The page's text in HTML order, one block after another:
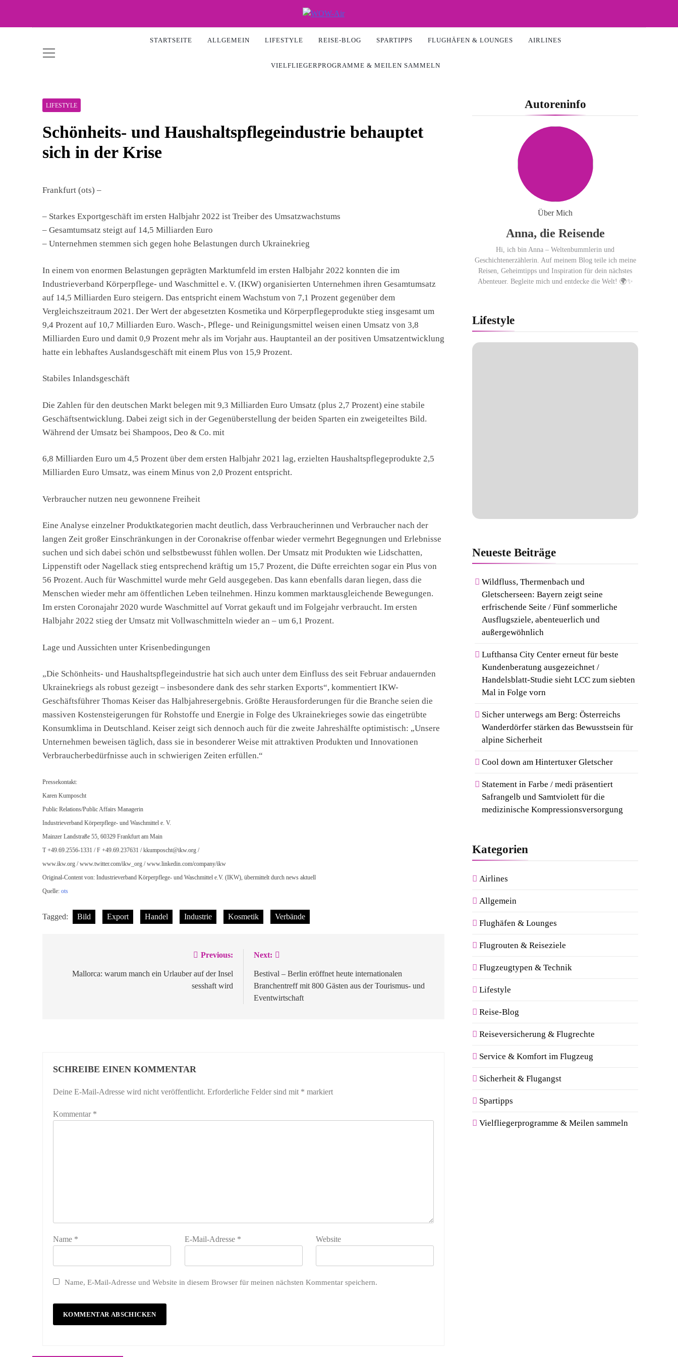
content
WOW-Air
STARTSEITE ALLGEMEIN LIFESTYLE REISE-BLOG SPARTIPPS FLUGHÄFEN & LOUNGES AIRLINES
VIELFLIEGERPROGRAMME & MEILEN SAMMELN
LIFESTYLE
Schönheits- und Haushaltspflegeindustrie behauptet
sich in der Krise
Frankfurt (ots) –
– Starkes Exportgeschäft im ersten Halbjahr 2022 ist Treiber des Umsatzwachstums
– Gesamtumsatz steigt auf 14,5 Milliarden Euro
– Unternehmen stemmen sich gegen hohe Belastungen durch Ukrainekrieg
In einem von enormen Belastungen geprägten Marktumfeld im ersten Halbjahr 2022 konnten die im
Industrieverband Körperpflege- und Waschmittel e. V. (IKW) organisierten Unternehmen ihren Gesamtumsatz
auf 14,5 Milliarden Euro steigern. Das entspricht einem Wachstum von 7,1 Prozent gegenüber dem
Vergleichszeitraum 2021. Der Wert der abgesetzten Kosmetika und Körperpflegeprodukte stieg insgesamt um
9,4 Prozent auf 10,7 Milliarden Euro. Wasch-, Pflege- und Reinigungsmittel weisen einen Umsatz von 3,8
Milliarden Euro und damit 0,9 Prozent mehr als im Vorjahr aus. Hauptanteil an der positiven Umsatzentwicklung
hatte ein lebhaftes Auslandsgeschäft mit einem Plus von 15,9 Prozent.
Stabiles Inlandsgeschäft
Die Zahlen für den deutschen Markt belegen mit 9,3 Milliarden Euro Umsatz (plus 2,7 Prozent) eine stabile
Geschäftsentwicklung. Dabei zeigt sich in der Gegenüberstellung der beiden Sparten ein zweigeteiltes Bild.
Während der Umsatz bei Shampoos, Deo & Co. mit
6,8 Milliarden Euro um 4,5 Prozent über dem ersten Halbjahr 2021 lag, erzielten Haushaltspflegeprodukte 2,5
Milliarden Euro Umsatz, was einem Minus von 2,0 Prozent entspricht.
Verbraucher nutzen neu gewonnene Freiheit
Eine Analyse einzelner Produktkategorien macht deutlich, dass Verbraucherinnen und Verbraucher nach der
langen Zeit großer Einschränkungen in der Coronakrise offenbar wieder vermehrt Begegnungen und Erlebnisse
suchen und sich dabei schön und selbstbewusst fühlen wollen. Der Umsatz mit Produkten wie Lidschatten,
Lippenstift oder Nagellack stieg entsprechend kräftig um 15,7 Prozent, die Düfte erreichten sogar ein Plus von
56 Prozent. Auch für Waschmittel wurde mehr Geld ausgegeben. Das kann ebenfalls daran liegen, dass die
Menschen wieder mehr am öffentlichen Leben teilnehmen. Hinzu kommen marktausgleichende Bewegungen.
Im ersten Coronajahr 2020 wurde Waschmittel auf Vorrat gekauft und im Folgejahr verbraucht. Im ersten
Halbjahr 2022 stieg der Umsatz mit Vollwaschmitteln wieder an – um 6,1 Prozent.
Lage und Aussichten unter Krisenbedingungen
„Die Schönheits- und Haushaltspflegeindustrie hat sich auch unter dem Einfluss des seit Februar andauernden
Ukrainekriegs als robust gezeigt – insbesondere dank des sehr starken Exports“, kommentiert IKW-
Geschäftsführer Thomas Keiser das Halbjahresergebnis. Größte Herausforderungen für die Branche seien die
massiven Kostensteigerungen für Rohstoffe und Energie in Folge des Ukrainekrieges sowie das eingetrübte
Konsumklima in Deutschland. Keiser zeigt sich dennoch auch für die zweite Jahreshälfte optimistisch: „Unsere
Unternehmen beweisen täglich, dass sie in besonderer Weise mit attraktiven Produkten und Innovationen
Verbraucherbedürfnisse auch in schwierigen Zeiten erfüllen.“
Pressekontakt:
Karen Kumposcht
Public Relations/Public Affairs Managerin
Industrieverband Körperpflege- und Waschmittel e. V.
Mainzer Landstraße 55, 60329 Frankfurt am Main
T +49.69.2556-1331 / F +49.69.237631 /kkumposcht@ikw.org /
www.ikw.org / www.twitter.com/ikw_org / www.linkedin.com/company/ikw
Original-Content von: Industrieverband Körperpflege- und Waschmittel e.V. (IKW), übermittelt durch news aktuell
Quelle: ots
Tagged: Bild Export Handel Industrie Kosmetik Verbände
Previous:
Mallorca: warum manch ein Urlauber auf der Insel
sesshaft wird
Next:
Bestival – Berlin eröffnet heute internationalen
Branchentreff mit 800 Gästen aus der Tourismus- und
Eventwirtschaft
SCHREIBE EINEN KOMMENTAR
Deine E-Mail-Adresse wird nicht veröffentlicht. Erforderliche Felder sind mit * markiert
Kommentar *
Name * E-Mail-Adresse * Website
Name, E-Mail-Adresse und Website in diesem Browser für meinen nächsten Kommentar speichern.
Autoreninfo
Über Mich
Anna, die Reisende
Hi, ich bin Anna – Weltenbummlerin und
Geschichtenerzählerin. Auf meinem Blog teile ich meine
Reisen, Geheimtipps und Inspiration für dein nächstes
Abenteuer. Begleite mich und entdecke die Welt! 🌍✨
Lifestyle
NeuesteBeiträge
Wildfluss, Thermenbach und
Gletscherseen: Bayern zeigt seine
erfrischende Seite / Fünf sommerliche
Ausflugsziele, abenteuerlich und
außergewöhnlich
Lufthansa City Center erneut für beste
Kundenberatung ausgezeichnet /
Handelsblatt-Studie sieht LCC zum siebten
Mal in Folge vorn
Sicher unterwegs am Berg: Österreichs
Wanderdörfer stärken das Bewusstsein für
alpine Sicherheit
Cool down am Hintertuxer Gletscher
Statement in Farbe / medi präsentiert
Safrangelb und Samtviolett für die
medizinische Kompressionsversorgung
Kategorien
Airlines
Allgemein
Flughäfen & Lounges
Flugrouten & Reiseziele
Flugzeugtypen & Technik
Lifestyle
Reise-Blog
Reiseversicherung & Flugrechte
Service & Komfort im Flugzeug
Sicherheit & Flugangst
Spartipps
Vielfliegerprogramme & Meilen sammeln